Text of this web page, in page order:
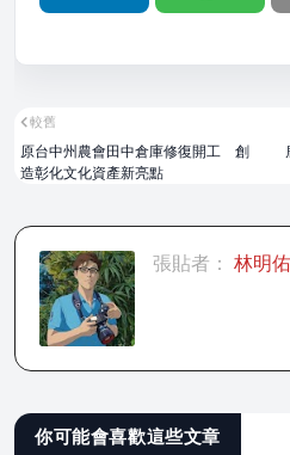
較舊
原台中州農會田中倉庫修復開工 創
造彰化文化資產新亮點
張貼者： 林明佑
你可能會喜歡這些文章